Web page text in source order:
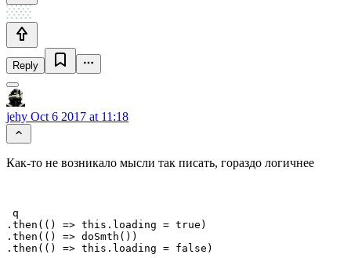
Reply
jehy Oct 6 2017 at 11:18
Как-то не возникало мысли так писать, гораздо логичнее
q
.then(() => this.loading = true)
.then(() => doSmth())
.then(() => this.loading = false)